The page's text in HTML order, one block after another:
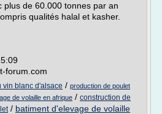
plus de 60.000 tonnes par an
qualités halal et kasher.
forum.com
vin blanc d'alsace / production de poulet
de volaille en afrique / construction de
/ batiment d'elevage de volaille